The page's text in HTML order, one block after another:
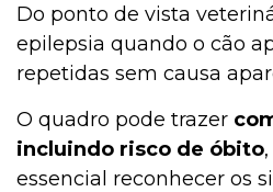
Do ponto de vista
epilepsia quando o cão
repetidas sem causa
O quadro pode trazer
incluindo risco de óbito
essencial reconhecer os